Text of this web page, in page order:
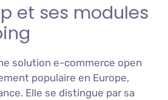
et ses modules
solution e-commerce open
populaire en Europe,
Elle se distingue par sa